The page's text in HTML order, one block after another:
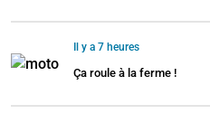
Il y a 7 heures
Ça roule à la ferme !